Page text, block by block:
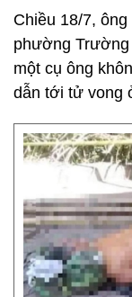
Chiều 18/7,
phường Trường
một cụ ông
dẫn tới tử vong